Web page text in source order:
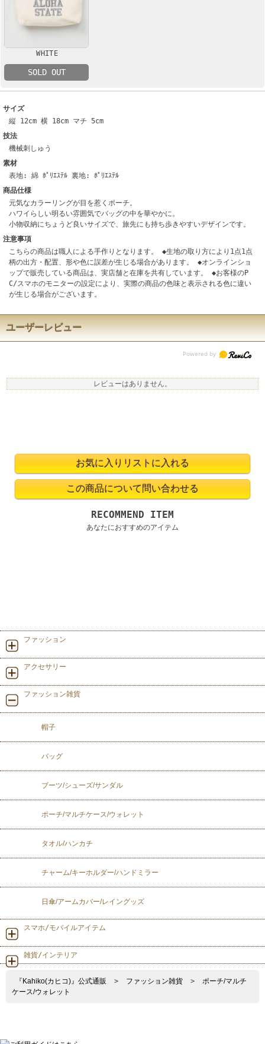
WHITE
SOLD OUT
サイズ
縦 12cm 横 18cm マチ 5cm
技法
機械刺しゅう
素材
表地: 綿 ﾎﾟﾘｴｽﾃﾙ 裏地: ﾎﾟﾘｴｽﾃﾙ
商品仕様
元気なカラーリングが目を惹くポーチ。
ハワイらしい明るい雰囲気でバッグの中を華やかに。
小物収納にちょうど良いサイズで、旅先にも持ち歩きやすいデザインです。
注意事項
こちらの商品は職人による手作りとなります。 ◆生地の取り方により1点1点
柄の出方・配置、形や色に誤差が生じる場合があります。 ◆オンラインショ
ップで販売している商品は、実店舗と在庫を共有しています。 ◆お客様のP
C/スマホのモニターの設定により、実際の商品の色味と表示される色に違い
が生じる場合がございます。
ユーザーレビュー
レビューはありません。
RECOMMEND ITEM
あなたにおすすめのアイテム
ファッション
アクセサリー
ファッション雑貨
帽子
バッグ
ブーツ/シューズ/サンダル
ポーチ/マルチケース/ウォレット
タオル/ハンカチ
チャーム/キーホルダー/ハンドミラー
日傘/アームカバー/レイングッズ
スマホ/モバイルアイテム
雑貨/インテリア
『Kahiko(カヒコ)』公式通販 > ファッション雑貨 >
ポーチ/マルチ
ケース/ウォレット